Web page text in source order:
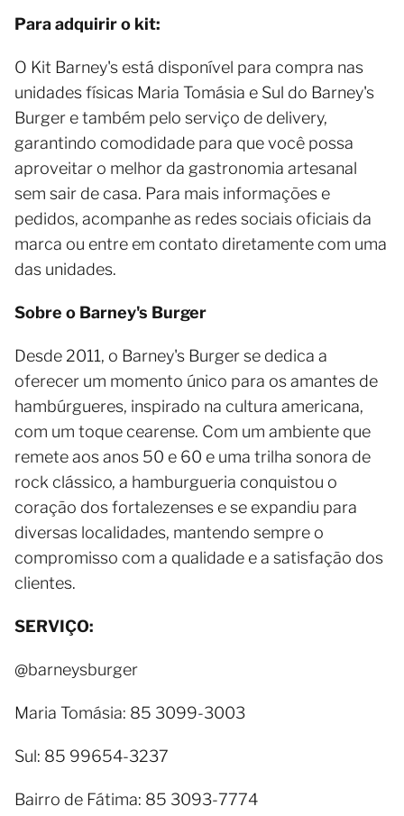
Para adquirir o kit:
O Kit Barney's está disponível para compra nas
unidades físicas Maria Tomásia e Sul do Barney's
Burger e também pelo serviço de delivery,
garantindo comodidade para que você possa
aproveitar o melhor da gastronomia artesanal
sem sair de casa. Para mais informações e
pedidos, acompanhe as redes sociais oficiais da
marca ou entre em contato diretamente com uma
das unidades.
Sobre o Barney's Burger
Desde 2011, o Barney's Burger se dedica a
oferecer um momento único para os amantes de
hambúrgueres, inspirado na cultura americana,
com um toque cearense. Com um ambiente que
remete aos anos 50 e 60 e uma trilha sonora de
rock clássico, a hamburgueria conquistou o
coração dos fortalezenses e se expandiu para
diversas localidades, mantendo sempre o
compromisso com a qualidade e a satisfação dos
clientes.
SERVIÇO:
@barneysburger
Maria Tomásia: 85 3099-3003
Sul: 85 99654-3237
Bairro de Fátima: 85 3093-7774